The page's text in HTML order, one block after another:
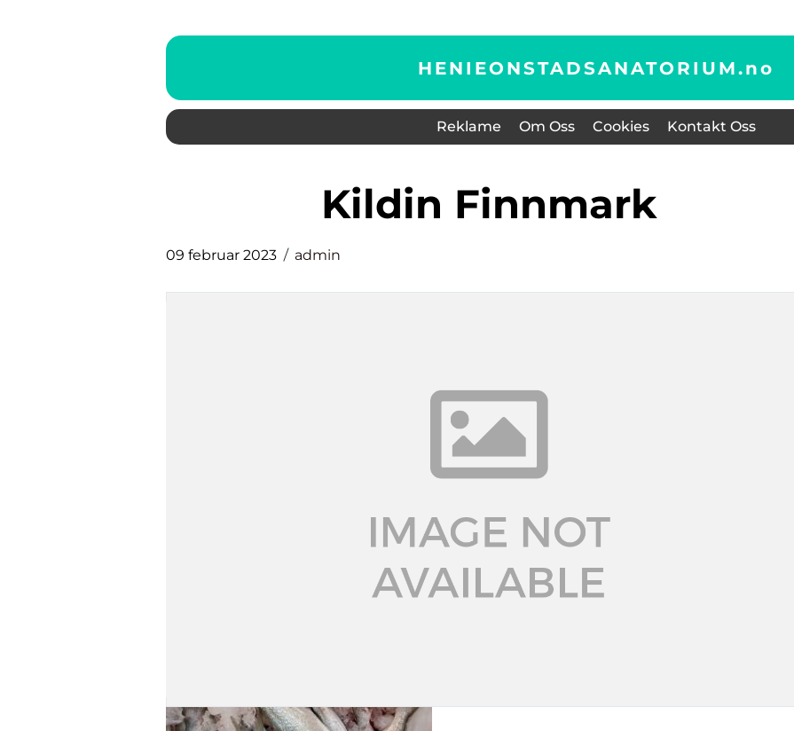
HENIEONSTADSANATORIUM.no
Reklame Om Oss Cookies Kontakt Oss
Kildin Finnmark
09 februar 2023 admin